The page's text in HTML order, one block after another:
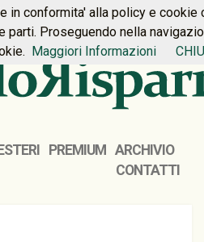
PREMIUM
ARCHIVIO
CONTATTI
in conformita' alla policy e cookie
parti. Proseguendo nella
Maggiori Informazioni